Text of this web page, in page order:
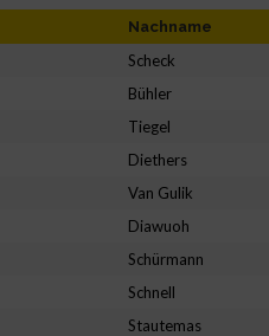
Nachname
Scheck
Bühler
Tiegel
Diethers
Van Gulik
Diawuoh
Schürmann
Schnell
Stautemas